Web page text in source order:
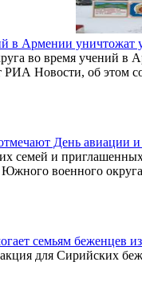
Армении уничтожат
во время учений в
РИА Новости, об
День авиации и
семей и
Южного военного
семьям беженцев
для Сирийских